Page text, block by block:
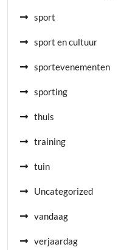
sport
sport en cultuur
sportevenementen
sporting
thuis
training
tuin
Uncategorized
vandaag
verjaardag